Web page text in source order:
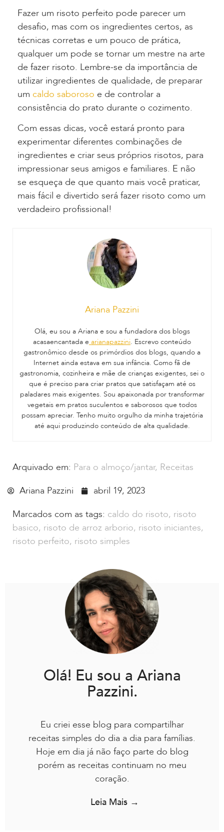
Fazer um risoto perfeito pode parecer um
desafio, mas com os ingredientes certos, as
técnicas corretas e um pouco de prática,
qualquer um pode se tornar um mestre na arte
de fazer risoto. Lembre-se da importância de
utilizar ingredientes de qualidade, de preparar
um caldo saboroso e de controlar a
consistência do prato durante o cozimento.
Com essas dicas, você estará pronto para
experimentar diferentes combinações de
ingredientes e criar seus próprios risotos, para
impressionar seus amigos e familiares. E não
se esqueça de que quanto mais você praticar,
mais fácil e divertido será fazer risoto como um
verdadeiro profissional!
Ariana Pazzini
Olá, eu sou a Ariana e sou a fundadora dos blogs
acasaencantada e arianapazzini. Escrevo conteúdo
gastronômico desde os primórdios dos blogs, quando a
Internet ainda estava em sua infância. Como fã de
gastronomia, cozinheira e mãe de crianças exigentes, sei o
que é preciso para criar pratos que satisfaçam até os
paladares mais exigentes. Sou apaixonada por transformar
vegetais em pratos suculentos e saborosos que todos
possam apreciar. Tenho muito orgulho da minha trajetória
até aqui produzindo conteúdo de alta qualidade.
Arquivado em: Para o almoço/jantar, Receitas
Ariana Pazzini
abril 19, 2023
Marcados com as tags: caldo do risoto, risoto
basico, risoto de arroz arborio, risoto iniciantes,
risoto perfeito, risoto simples
Olá! Eu sou a Ariana
Pazzini.
Eu criei esse blog para compartilhar
receitas simples do dia a dia para famílias.
Hoje em dia já não faço parte do blog
porém as receitas continuam no meu
coração.
Leia Mais →